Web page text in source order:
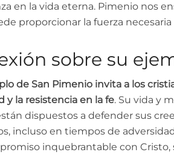
en la vida eterna. Pimenio nos
proporcionar la fuerza
sobre su
de San Pimenio invita a los
y la resistencia en la fe. Su vida y
dispuestos a defender sus
incluso en tiempos de
inquebrantable con Cristo,